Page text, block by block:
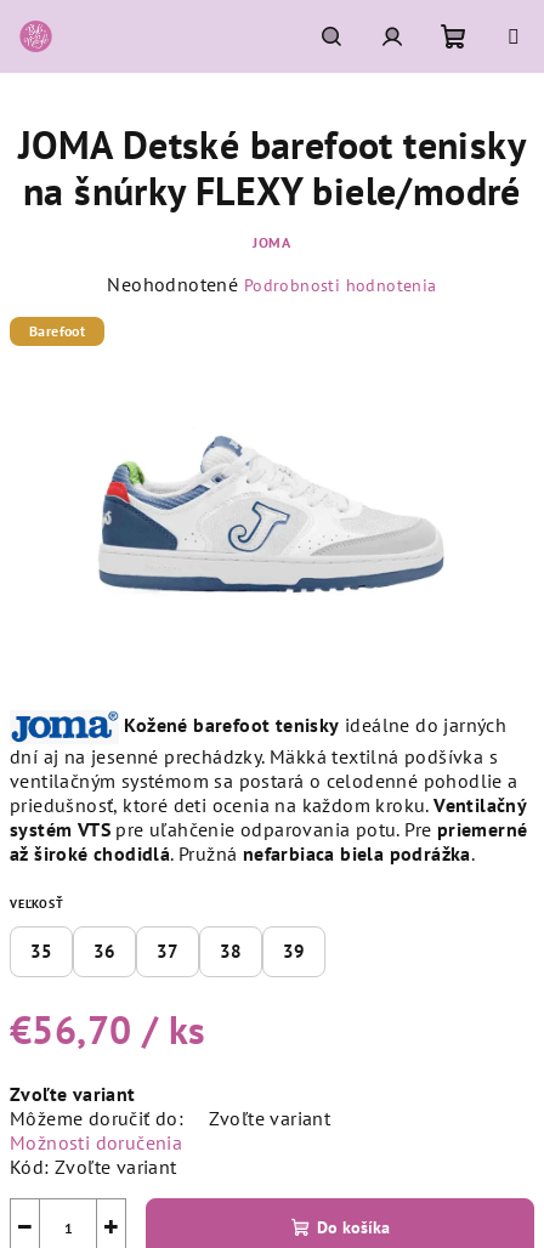
na
obsah
HľadaťPrihlásenie
košík
Kožené barefoot tenisky ideálne do jarných
dní aj na jesenné prechádzky. Mäkká textilná podšívka s
ventilačným systémom sa postará o celodenné pohodlie a
priedušnosť, ktoré deti ocenia na každom kroku.Ventilačný
systém VTS pre uľahčenie odparovania potu. Pre priemerné
až široké chodidlá. Pružná nefarbiaca biela podrážka.
VEĽKOSŤ
35 36 37 38 39
€56,70 / ks
cena:
Zvoľte variant
Môžeme doručiť do:
Zvoľte variant
Možnosti doručenia
Kód: Zvoľte variant
+
− Do košíka
JOMA Detské barefoot tenisky
na šnúrky FLEXY biele/modré
JOMA
Priemerné
hviezdičiek.
Neohodnotené Podrobnosti hodnotenia
Barefoot